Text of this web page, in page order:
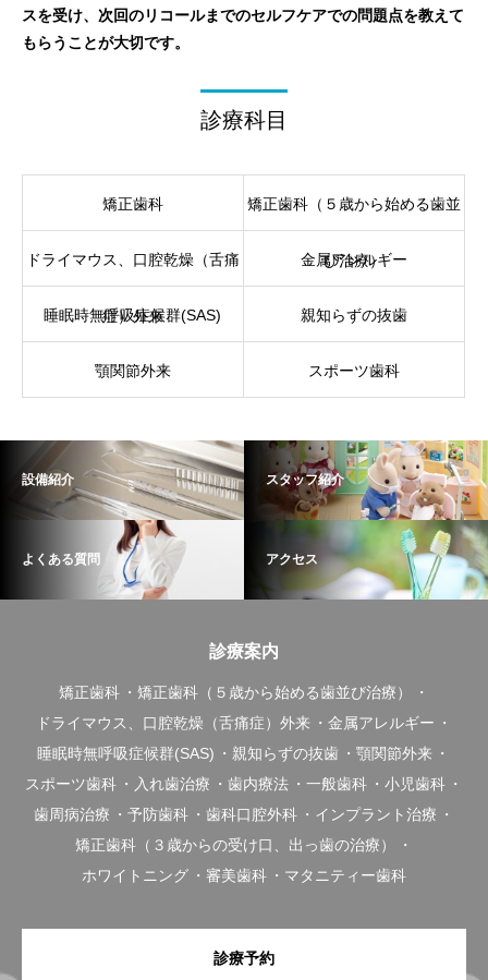
スを受け、次回のリコールまでのセルフケアでの問題点を教えて
もらうことが大切です。
診療科目
矯正歯科 矯正歯科（５歳から始める歯並
び治療）
ドライマウス、口腔乾燥（舌痛
症）外来
金属アレルギー
睡眠時無呼吸症候群(SAS) 親知らずの抜歯
顎関節外来 スポーツ歯科
設備紹介 スタッフ紹介
よくある質問 アクセス
診療案内
矯正歯科
矯正歯科（５歳から始める歯並び治療）
ドライマウス、口腔乾燥（舌痛症）外来
金属アレルギー
睡眠時無呼吸症候群(SAS)
親知らずの抜歯
顎関節外来
スポーツ歯科
入れ歯治療 歯内療法 一般歯科
小児歯科
歯周病治療
予防歯科 歯科口腔外科
インプラント治療
矯正歯科（３歳からの受け口、出っ歯の治療）
ホワイトニング
審美歯科 マタニティー歯科
診療予約